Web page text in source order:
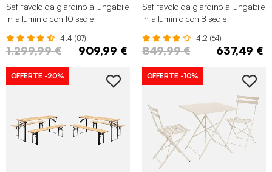
Set tavolo da giardino allungabile
in alluminio con 10 sedie
4.4 (87)
1.299,99 € 909,99 €
Set tavolo da giardino allungabile
in alluminio con 8 sedie
4.2 (64)
849,99 € 637,49 €
OFFERTE -20% OFFERTE -10%